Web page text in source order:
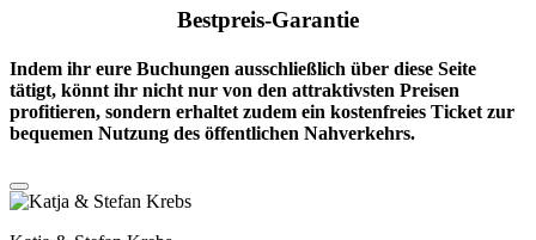
Bestpreis-Garantie
Indem ihr eure Buchungen ausschließlich über diese Seite
tätigt, könnt ihr nicht nur von den attraktivsten Preisen
profitieren, sondern erhaltet zudem ein kostenfreies Ticket zur
bequemen Nutzung des öffentlichen Nahverkehrs.